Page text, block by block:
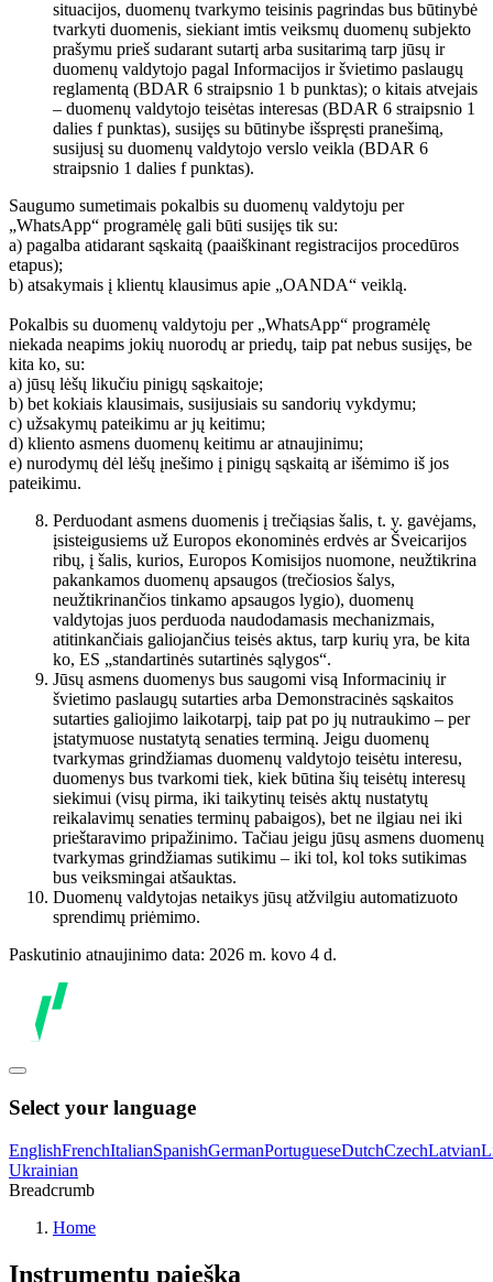
situacijos, duomenų tvarkymo teisinis pagrindas bus būtinybė
tvarkyti duomenis, siekiant imtis veiksmų duomenų subjekto
prašymu prieš sudarant sutartį arba susitarimą tarp jūsų ir
duomenų valdytojo pagal Informacijos ir švietimo paslaugų
reglamentą (BDAR 6 straipsnio 1 b punktas); o kitais atvejais
– duomenų valdytojo teisėtas interesas (BDAR 6 straipsnio 1
dalies f punktas), susijęs su būtinybe išspręsti pranešimą,
susijusį su duomenų valdytojo verslo veikla (BDAR 6
straipsnio 1 dalies f punktas).
Saugumo sumetimais pokalbis su duomenų valdytoju per
„WhatsApp“ programėlę gali būti susijęs tik su:
a) pagalba atidarant sąskaitą (paaiškinant registracijos procedūros
etapus);
b) atsakymais į klientų klausimus apie „OANDA“ veiklą.
Pokalbis su duomenų valdytoju per „WhatsApp“ programėlę
niekada neapims jokių nuorodų ar priedų, taip pat nebus susijęs, be
kita ko, su:
a) jūsų lėšų likučiu pinigų sąskaitoje;
b) bet kokiais klausimais, susijusiais su sandorių vykdymu;
c) užsakymų pateikimu ar jų keitimu;
d) kliento asmens duomenų keitimu ar atnaujinimu;
e) nurodymų dėl lėšų įnešimo į pinigų sąskaitą ar išėmimo iš jos
pateikimu.
Perduodant asmens duomenis į trečiąsias šalis, t. y. gavėjams,
įsisteigusiems už Europos ekonominės erdvės ar Šveicarijos
ribų, į šalis, kurios, Europos Komisijos nuomone, neužtikrina
pakankamos duomenų apsaugos (trečiosios šalys,
neužtikrinančios tinkamo apsaugos lygio), duomenų
valdytojas juos perduoda naudodamasis mechanizmais,
atitinkančiais galiojančius teisės aktus, tarp kurių yra, be kita
ko, ES „standartinės sutartinės sąlygos“.
Jūsų asmens duomenys bus saugomi visą Informacinių ir
švietimo paslaugų sutarties arba Demonstracinės sąskaitos
sutarties galiojimo laikotarpį, taip pat po jų nutraukimo – per
įstatymuose nustatytą senaties terminą. Jeigu duomenų
tvarkymas grindžiamas duomenų valdytojo teisėtu interesu,
duomenys bus tvarkomi tiek, kiek būtina šių teisėtų interesų
siekimui (visų pirma, iki taikytinų teisės aktų nustatytų
reikalavimų senaties terminų pabaigos), bet ne ilgiau nei iki
prieštaravimo pripažinimo. Tačiau jeigu jūsų asmens duomenų
tvarkymas grindžiamas sutikimu – iki tol, kol toks sutikimas
bus veiksmingai atšauktas.
Duomenų valdytojas netaikys jūsų atžvilgiu automatizuoto
sprendimų priėmimo.
Paskutinio atnaujinimo data: 2026 m. kovo 4 d.
Select your language
EnglishFrenchItalianSpanishGermanPortugueseDutchCzechLatvian
Ukrainian
Breadcrumb
Home
Instrumentų paieška